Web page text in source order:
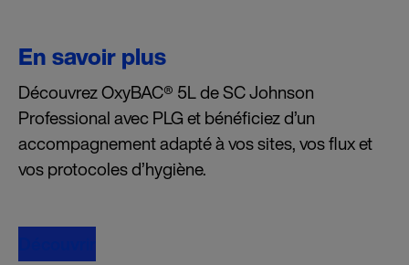
En savoir plus
Découvrez OxyBAC® 5L de SC Johnson
Professional avec PLG et bénéficiez d’un
accompagnement adapté à vos sites, vos flux et
vos protocoles d’hygiène.